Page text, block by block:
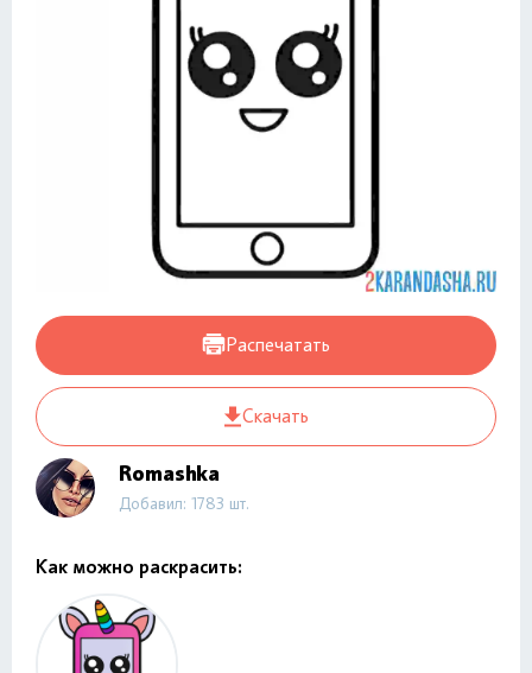
Распечатать
Скачать
Romashka
Добавил: 1783 шт.
Как можно раскрасить: